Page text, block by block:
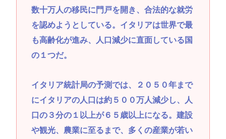
数十万人の移民に門戸を開き、合法的な就労
を認めようとしている。イタリアは世界で最
も高齢化が進み、人口減少に直面している国
の１つだ。
イタリア統計局の予測では、２０５０年まで
にイタリアの人口は約５００万人減少し、人
口の３分の１以上が６５歳以上になる。建設
や観光、農業に至るまで、多くの産業が若い